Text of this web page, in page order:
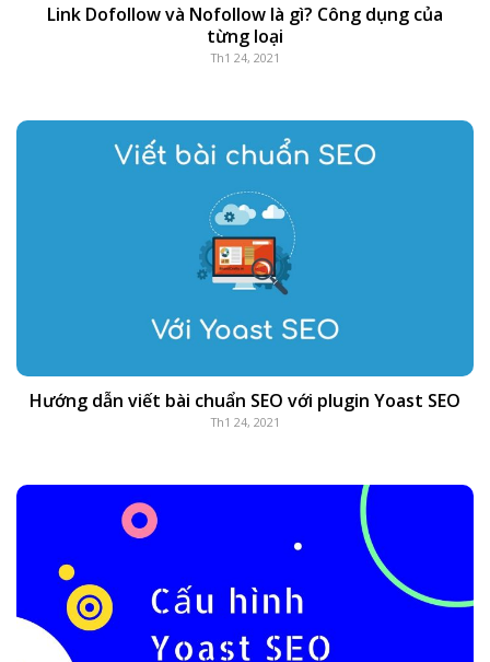
Link Dofollow và Nofollow là gì? Công dụng của
từng loại
Th1 24, 2021
Hướng dẫn viết bài chuẩn SEO với plugin Yoast SEO
Th1 24, 2021